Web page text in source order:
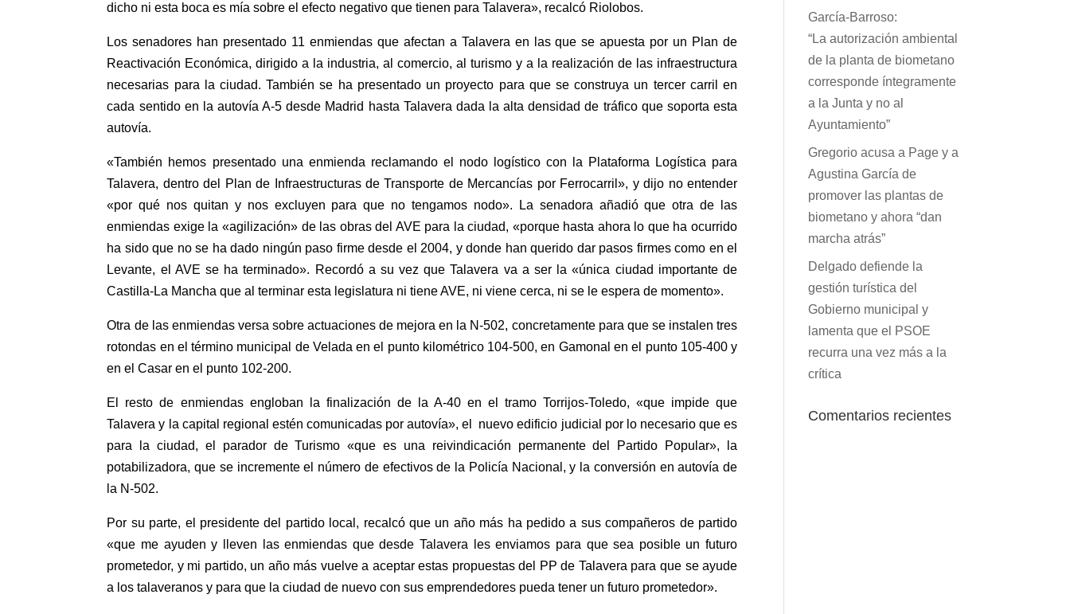
dicho ni esta boca es mía sobre el efecto negativo que tienen para Talavera», recalcó Riolobos.
Los senadores han presentado 11 enmiendas que afectan a Talavera en las que se apuesta por un Plan de
Reactivación Económica, dirigido a la industria, al comercio, al turismo y a la realización de las infraestructura
necesarias para la ciudad. También se ha presentado un proyecto para que se construya un tercer carril en
cada sentido en la autovía A-5 desde Madrid hasta Talavera dada la alta densidad de tráfico que soporta esta
autovía.
«También hemos presentado una enmienda reclamando el nodo logístico con la Plataforma Logística para
Talavera, dentro del Plan de Infraestructuras de Transporte de Mercancías por Ferrocarril», y dijo no entender
«por qué nos quitan y nos excluyen para que no tengamos nodo». La senadora añadió que otra de las
enmiendas exige la «agilización» de las obras del AVE para la ciudad, «porque hasta ahora lo que ha ocurrido
ha sido que no se ha dado ningún paso firme desde el 2004, y donde han querido dar pasos firmes como en el
Levante, el AVE se ha terminado». Recordó a su vez que Talavera va a ser la «única ciudad importante de
Castilla-La Mancha que al terminar esta legislatura ni tiene AVE, ni viene cerca, ni se le espera de momento».
Otra de las enmiendas versa sobre actuaciones de mejora en la N-502, concretamente para que se instalen tres
rotondas en el término municipal de Velada en el punto kilométrico 104-500, en Gamonal en el punto 105-400 y
en el Casar en el punto 102-200.
El resto de enmiendas engloban la finalización de la A-40 en el tramo Torrijos-Toledo, «que impide que
Talavera y la capital regional estén comunicadas por autovía», el nuevo edificio judicial por lo necesario que es
para la ciudad, el parador de Turismo «que es una reivindicación permanente del Partido Popular», la
potabilizadora, que se incremente el número de efectivos de la Policía Nacional, y la conversión en autovía de
la N-502.
Por su parte, el presidente del partido local, recalcó que un año más ha pedido a sus compañeros de partido
«que me ayuden y lleven las enmiendas que desde Talavera les enviamos para que sea posible un futuro
prometedor, y mi partido, un año más vuelve a aceptar estas propuestas del PP de Talavera para que se ayude
a los talaveranos y para que la ciudad de nuevo con sus emprendedores pueda tener un futuro prometedor».
García-Barroso:
“La autorización ambiental
de la planta de biometano
corresponde íntegramente
a la Junta y no al
Ayuntamiento”
Gregorio acusa a Page y a
Agustina García de
promover las plantas de
biometano y ahora “dan
marcha atrás”
Delgado defiende la
gestión turística del
Gobierno municipal y
lamenta que el PSOE
recurra una vez más a la
crítica
Comentarios recientes